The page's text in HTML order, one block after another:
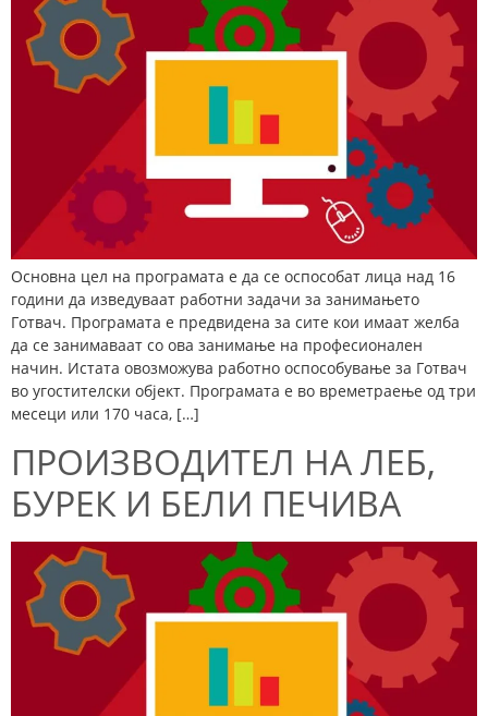
Основна цел на програмата е да се оспособат лица над 16
години да изведуваат работни задачи за занимањето
Готвач. Програмата е предвидена за сите кои имаат желба
да се занимаваат со ова занимање на професионален
начин. Истата овозможува работно оспособување за Готвач
во угостителски објект. Програмата е во времетраење од три
месеци или 170 часа, […]
ПРОИЗВОДИТЕЛ НА ЛЕБ,
БУРЕК И БЕЛИ ПЕЧИВА